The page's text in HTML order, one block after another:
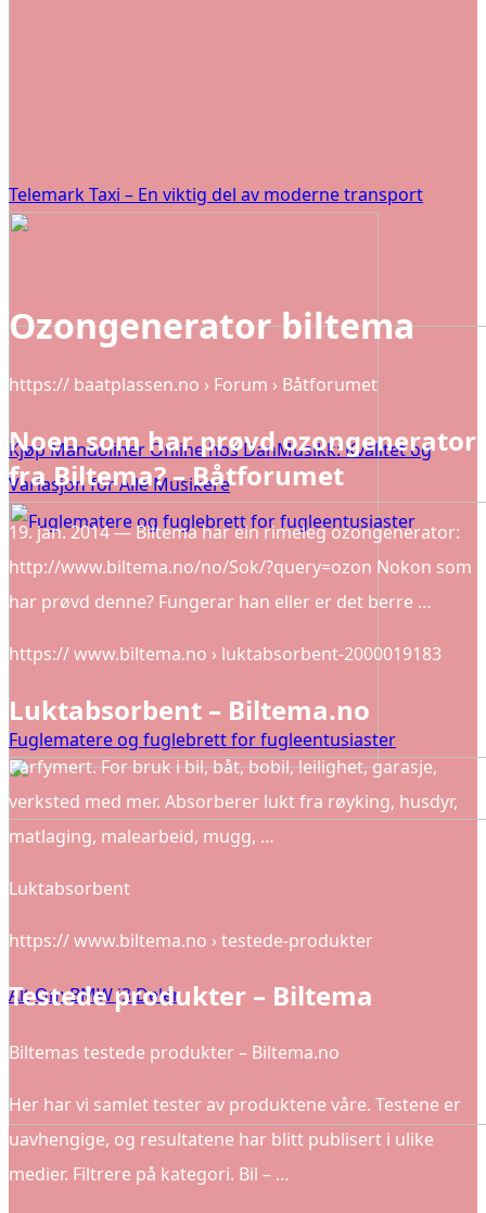
Telemark Taxi – En viktig del av moderne transport
Kjøp Mandoliner Online hos DanMusikk: Kvalitet og
Variasjon for Alle Musikere
Fuglematere og fuglebrett for fugleentusiaster
Alt Om BMW i3 Deler
Ozongenerator biltema
https:// baatplassen.no › Forum › Båtforumet
Noen som har prøvd ozongenerator
fra Biltema? – Båtforumet
19. jan. 2014 — Biltema har ein rimeleg ozongenerator:
http://www.biltema.no/no/Sok/?query=ozon Nokon som
har prøvd denne? Fungerar han eller er det berre …
https:// www.biltema.no › luktabsorbent-2000019183
Luktabsorbent – Biltema.no
Parfymert. For bruk i bil, båt, bobil, leilighet, garasje,
verksted med mer. Absorberer lukt fra røyking, husdyr,
matlaging, malearbeid, mugg, …
Luktabsorbent
https:// www.biltema.no › testede-produkter
Testede produkter – Biltema
Biltemas testede produkter – Biltema.no
Her har vi samlet tester av produktene våre. Testene er
uavhengige, og resultatene har blitt publisert i ulike
medier. Filtrere på kategori. Bil – …